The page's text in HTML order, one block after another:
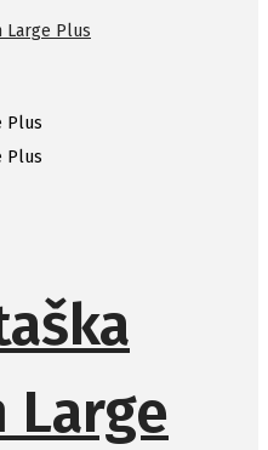
Large